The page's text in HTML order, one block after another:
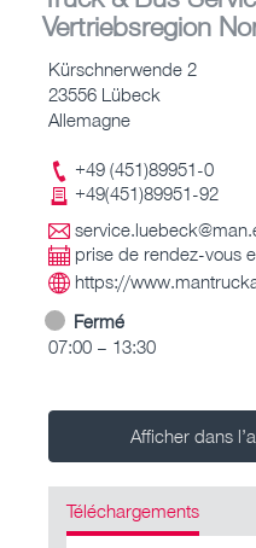
Vertriebsregion
Kürschnerwende 2
23556 Lübeck
Allemagne
+49 (451)89951-0
+49(451)89951-92
prise de rendez-vous
https://
Fermé
07:00 – 13:30
Afficher dans
Téléchargements